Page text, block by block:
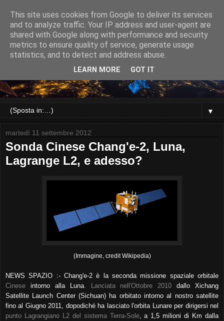
▼
martedì 11 settembre 2012
Sonda Cinese Chang'e-2, Luna,
Lagrange L2, e adesso?
(Immagine, credit Wikipedia)
NEWS SPAZIO :- Chang'e-2 è la seconda missione spaziale orbitale
Cinese intorno alla Luna. Lanciata nell'Ottobre 2010 dallo Xichang
Satellite Launch Center (Sichuan) ha orbitato intorno al nostro satellite
fino al Giugno 2011, dopodiché ha lasciato l'orbita Lunare per dirigersi nel
punto Lagrangiano L2 del sistema Terra-Sole, a 1,5 milioni di Km dalla
This site uses cookies from Google to deliver its services
and to analyze traffic. Your IP address and user-agent are
shared with Google along with performance and security
metrics to ensure quality of service, generate usage
statistics, and to detect and address abuse.
LEARN MORE GOT IT